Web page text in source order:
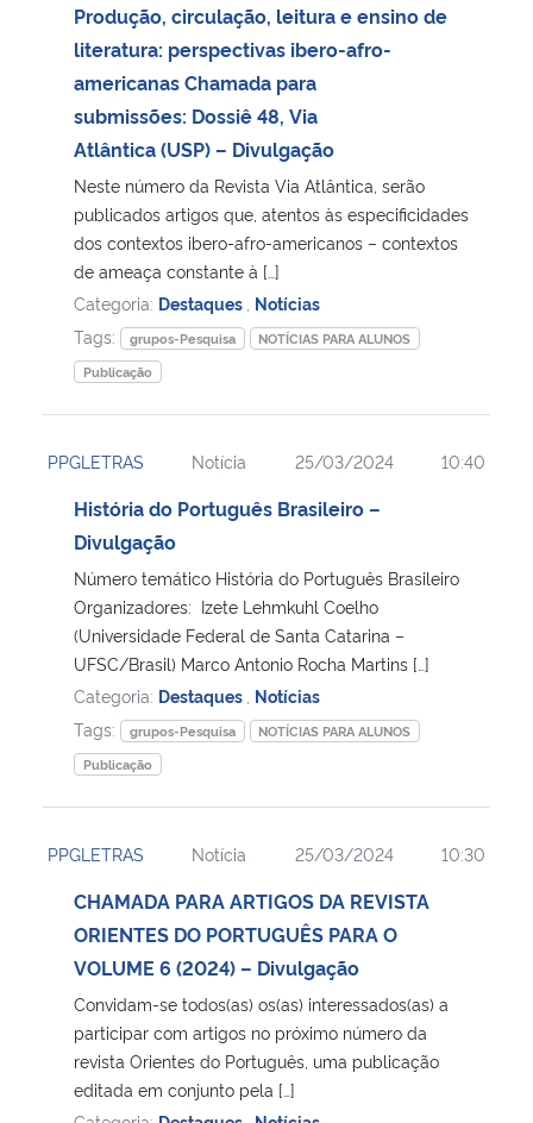
Produção, circulação, leitura e ensino de
literatura: perspectivas ibero-afro-
americanas Chamada para
submissões: Dossiê 48, Via
Atlântica (USP) – Divulgação
Neste número da Revista Via Atlântica, serão
publicados artigos que, atentos às especificidades
dos contextos ibero-afro-americanos – contextos
de ameaça constante à […]
Categoria: Destaques Notícias
Tags:
grupos-Pesquisa
NOTÍCIAS PARA ALUNOS
Publicação
PPGLETRAS Notícia 25/03/2024 10:40
História do Português Brasileiro –
Divulgação
Número temático História do Português Brasileiro
Organizadores: Izete Lehmkuhl Coelho
(Universidade Federal de Santa Catarina –
UFSC/Brasil) Marco Antonio Rocha Martins […]
Categoria: Destaques Notícias
Tags:
grupos-Pesquisa
NOTÍCIAS PARA ALUNOS
Publicação
PPGLETRAS Notícia 25/03/2024 10:30
CHAMADA PARA ARTIGOS DA REVISTA
ORIENTES DO PORTUGUÊS PARA O
VOLUME 6 (2024) – Divulgação
Convidam-se todos(as) os(as) interessados(as) a
participar com artigos no próximo número da
revista Orientes do Português, uma publicação
editada em conjunto pela […]